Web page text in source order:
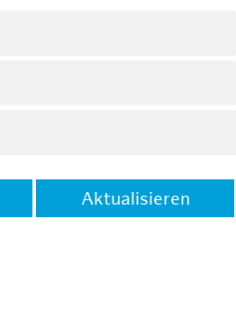
Aktualisieren